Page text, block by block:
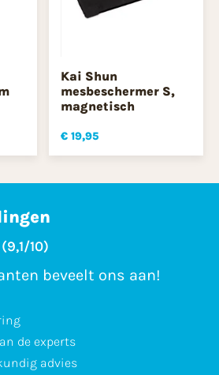
Kai Shun
mesbeschermer S,
magnetisch
€ 19,95
(9,1/10)
beveelt ons aan!
de experts
advies